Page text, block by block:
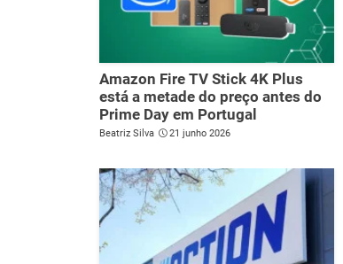
Amazon Fire TV Stick 4K Plus
está a metade do preço antes do
Prime Day em Portugal
Beatriz Silva 21 junho 2026